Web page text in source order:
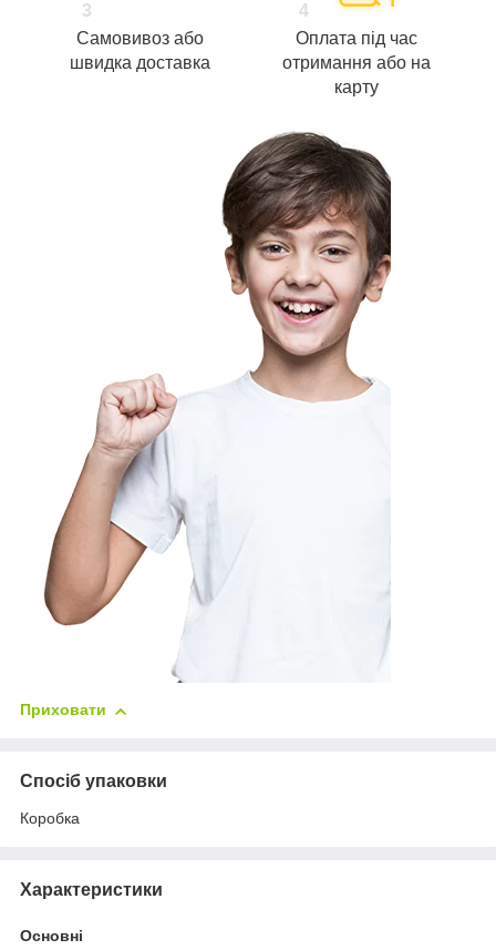
3
Самовивоз або
швидка доставка
4
Оплата під час
отримання або на
карту
Приховати
Спосіб упаковки
Коробка
Характеристики
Основні